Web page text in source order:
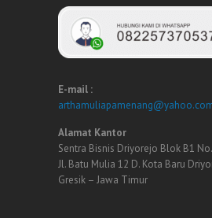
E-mail :
Alamat Kantor
Sentra Bisnis Driyorejo Blok B1
Jl. Batu Mulia 12 D. Kota Baru
Gresik – Jawa Timur